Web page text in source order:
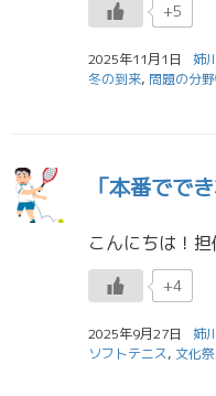
+5
2025年11月1日 姉
冬の到来, 問題の分
「本番でで
+4
2025年9月27日 姉
ソフトテニス, 文化祭